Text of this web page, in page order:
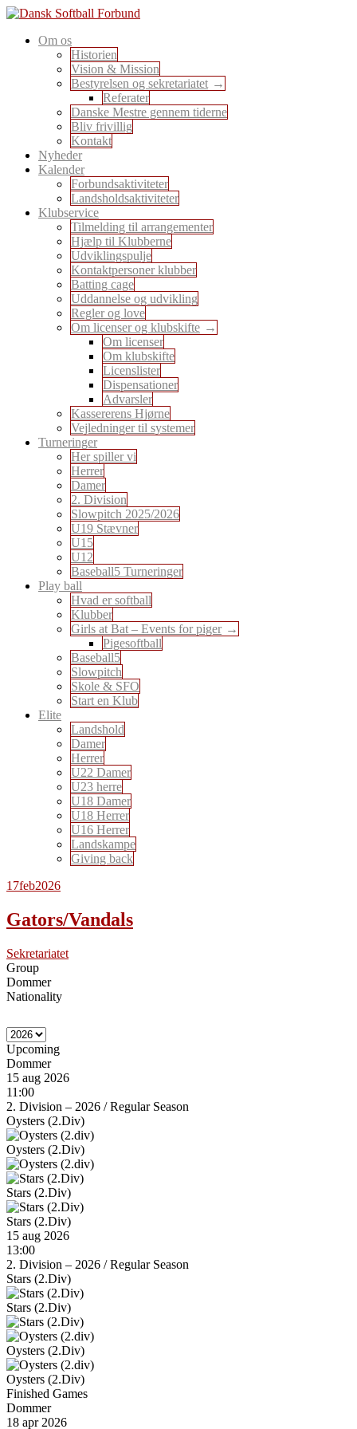
Skip
content
Dansk Softball Forbund
En sport for alle
Om os
Historien
Vision & Mission
Bestyrelsen og sekretariatet
Referater
Danske Mestre gennem tiderne
Bliv frivillig
Kontakt
Nyheder
Kalender
Forbundsaktiviteter
Landsholdsaktiviteter
Klubservice
Tilmelding til arrangementer
Hjælp til Klubberne
Udviklingspulje
Kontaktpersoner klubber
Batting cage
Uddannelse og udvikling
Regler og love
Om licenser og klubskifte
Om licenser
Om klubskifte
Licenslister
Dispensationer
Advarsler
Kassererens Hjørne
Vejledninger til systemer
Turneringer
Her spiller vi
Herrer
Damer
2. Division
Slowpitch 2025/2026
U19 Stævner
U15
U12
Baseball5 Turneringer
Play ball
Hvad er softball
Klubber
Girls at Bat – Events for piger
Pigesoftball
Baseball5
Slowpitch
Skole & SFO
Start en Klub
Elite
Landshold
Damer
Herrer
U22 Damer
U23 herre
U18 Damer
U18 Herrer
U16 Herrer
Landskampe
Giving back
17feb2026
Gators/Vandals
Sekretariatet
Group
Dommer
Nationality
Upcoming
Dommer
15 aug 2026
11:00
2. Division – 2026 /Regular Season
Oysters (2.Div)
Oysters (2.Div)
Stars (2.Div)
Stars (2.Div)
15 aug 2026
13:00
2. Division – 2026 /Regular Season
Stars (2.Div)
Stars (2.Div)
Oysters (2.Div)
Oysters (2.Div)
Finished Games
Dommer
18 apr 2026